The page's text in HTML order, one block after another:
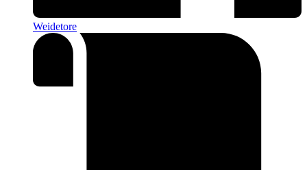
Weidetore